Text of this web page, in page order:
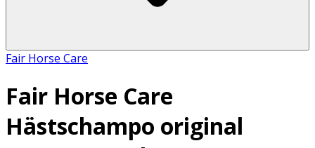
Fair Horse Care
Fair Horse Care
Hästschampo original